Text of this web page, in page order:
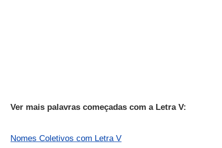
Ver mais palavras começadas com a Letra V:
Nomes Coletivos com Letra V